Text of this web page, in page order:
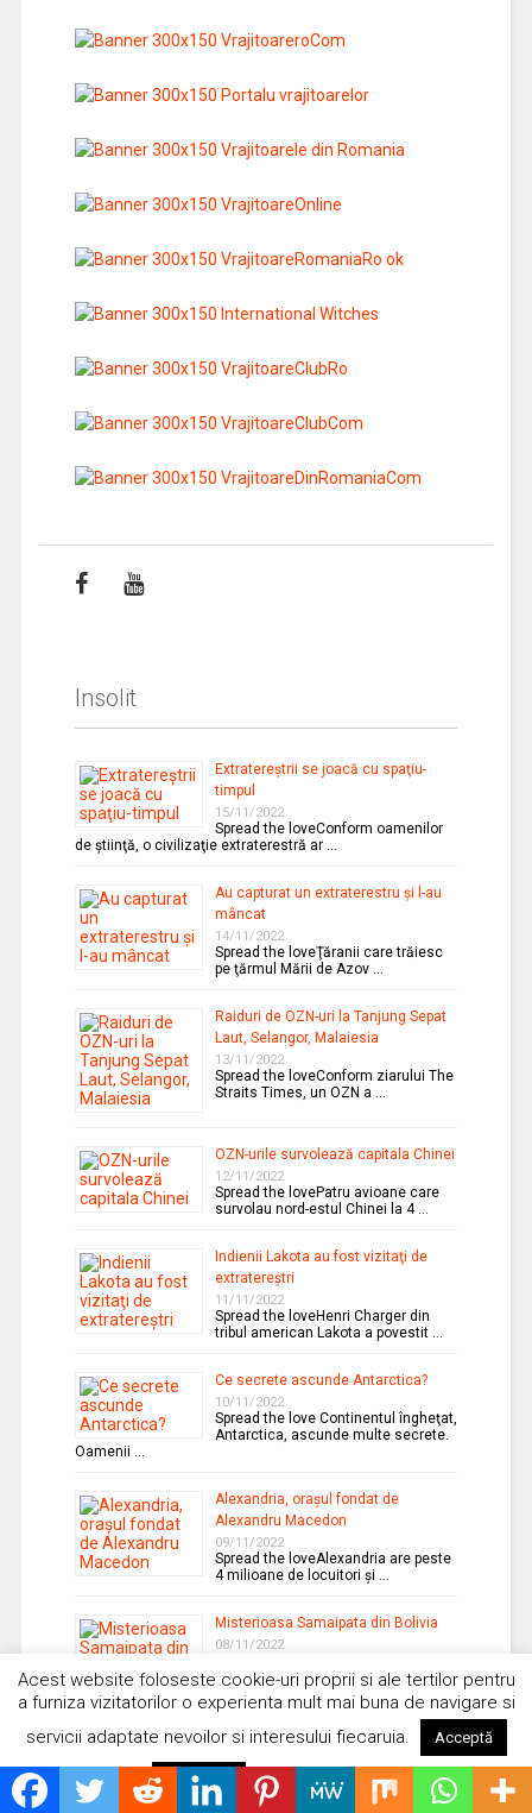
Insolit
Extratereştrii se joacă cu spaţiu-
timpul
15/11/2022
Spread the loveConform oamenilor
de ştiinţă, o civilizaţie extraterestră ar …
Au capturat un extraterestru şi l-au
mâncat
14/11/2022
Spread the loveŢăranii care trăiesc
pe ţărmul Mării de Azov …
Raiduri de OZN-uri la Tanjung Sepat
Laut, Selangor, Malaiesia
13/11/2022
Spread the loveConform ziarului The
Straits Times, un OZN a …
OZN-urile survolează capitala Chinei
12/11/2022
Spread the lovePatru avioane care
survolau nord-estul Chinei la 4 …
Indienii Lakota au fost vizitaţi de
extratereştri
11/11/2022
Spread the loveHenri Charger din
tribul american Lakota a povestit …
Ce secrete ascunde Antarctica?
10/11/2022
Spread the love Continentul îngheţat,
Antarctica, ascunde multe secrete.
Oamenii …
Alexandria, oraşul fondat de
Alexandru Macedon
09/11/2022
Spread the loveAlexandria are peste
4 milioane de locuitori şi …
Misterioasa Samaipata din Bolivia
08/11/2022
arheologic localizat în
departamentul …
Vehicole aeriene viitoare inspirate
de Războiul stelelor
07/11/2022
Spread the loveRăzboiul stelelor
Acest website foloseste cookie-uri proprii si ale tertilor pentru
a furniza vizitatorilor o experienta mult mai buna de navigare si
servicii adaptate nevoilor si interesului fiecaruia.
Acceptă
Respinge Citește mai mult